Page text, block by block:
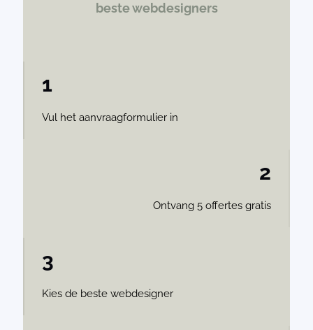
beste webdesigners
1
Vul het aanvraagformulier in
2
Ontvang 5 offertes gratis
3
Kies de beste webdesigner